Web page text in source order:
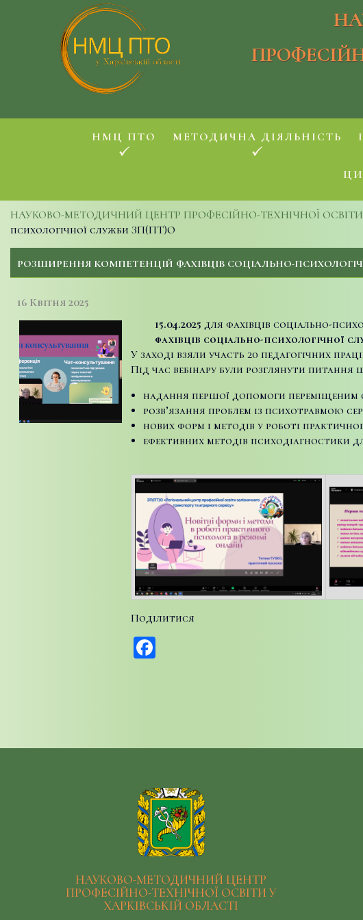
НМЦ ПТО МЕТОДИЧНА ДІЯЛЬНІСТЬ
НАУКОВО-МЕТОДИЧНИЙ ЦЕНТР ПРОФЕСІЙНО-ТЕХНІЧНОЇ ОСВІТИ
психологічної служби ЗП(ПТ)О
РОЗШИРЕННЯ КОМПЕТЕНЦІЙ ФАХІВЦІВ СОЦІАЛЬНО-
16 Квітня 2025
15.04.2025 для фахівців соціально-
фахівців соціально-
У заході взяли участь 20 педагогічних
Під час вебінару були розглянути питання
надання першої допомоги переміщеним
розв’язання проблем із психотравмою
нових форм і методів у роботі
ефективних методів психодіагностики
Поділитися
НАУКОВО-МЕТОДИЧНИЙ ЦЕНТР
ПРОФЕСІЙНО-ТЕХНІЧНОЇ ОСВІТИ У
ХАРКІВСЬКІЙ ОБЛАСТІ